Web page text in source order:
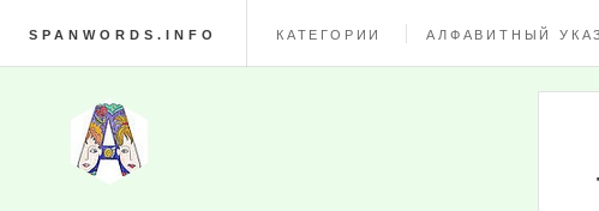
SPANWORDS.INFO КАТЕГОРИИ АЛФАВИТНЫЙ